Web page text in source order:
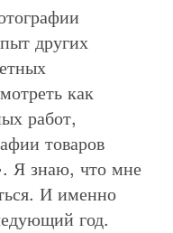
других
как
работ,
товаров
Я знаю, что мне
И именно
год.